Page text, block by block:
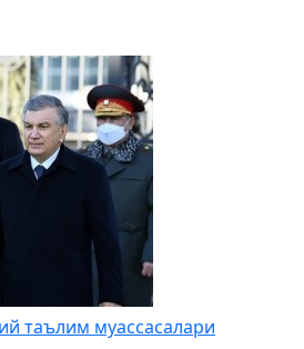
таълим муассасалари